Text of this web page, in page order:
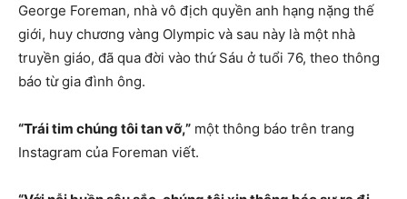
George Foreman, nhà vô địch quyền anh hạng nặng thế
giới, huy chương vàng Olympic và sau này là một nhà
truyền giáo, đã qua đời vào thứ Sáu ở tuổi 76, theo thông
báo từ gia đình ông.
“Trái tim chúng tôi tan vỡ,” một thông báo trên trang
Instagram của Foreman viết.